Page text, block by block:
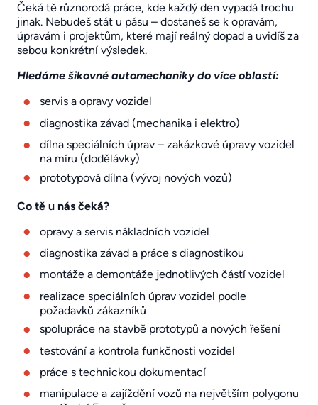
Čeká tě různorodá práce, kde každý den vypadá trochu
jinak. Nebudeš stát u pásu – dostaneš se k opravám,
úpravám i projektům, které mají reálný dopad a uvidíš za
sebou konkrétní výsledek.
Hledáme šikovné automechaniky do více oblastí:
servis a opravy vozidel
diagnostika závad (mechanika i elektro)
dílna speciálních úprav – zakázkové úpravy vozidel
na míru (dodělávky)
prototypová dílna (vývoj nových vozů)
Co tě u nás čeká?
opravy a servis nákladních vozidel
diagnostika závad a práce s diagnostikou
montáže a demontáže jednotlivých částí vozidel
realizace speciálních úprav vozidel podle
požadavků zákazníků
spolupráce na stavbě prototypů a nových řešení
testování a kontrola funkčnosti vozidel
práce s technickou dokumentací
manipulace a zajíždění vozů na největším polygonu